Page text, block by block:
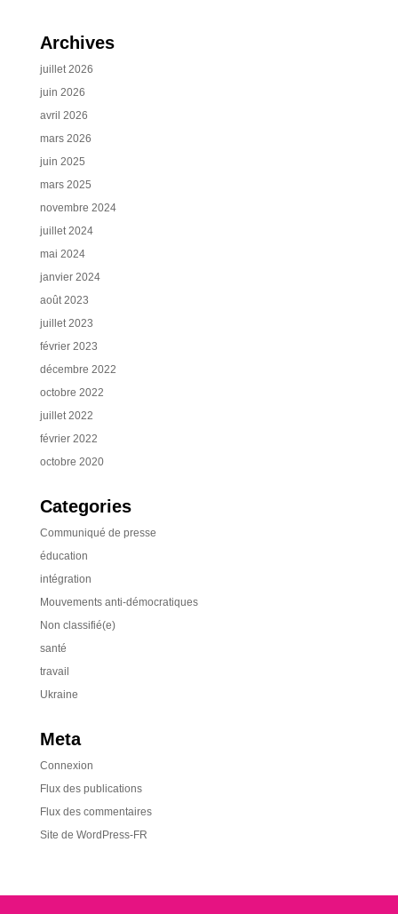
Archives
juillet 2026
juin 2026
avril 2026
mars 2026
juin 2025
mars 2025
novembre 2024
juillet 2024
mai 2024
janvier 2024
août 2023
juillet 2023
février 2023
décembre 2022
octobre 2022
juillet 2022
février 2022
octobre 2020
Categories
Communiqué de presse
éducation
intégration
Mouvements anti-démocratiques
Non classifié(e)
santé
travail
Ukraine
Meta
Connexion
Flux des publications
Flux des commentaires
Site de WordPress-FR